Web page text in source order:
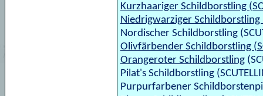
Kurzhaariger Schildborstling
Niedrigwarziger Schildborstling
Nordischer Schildborstling
Olivfärbender Schildborstling
Orangeroter Schildborstling
Pilat's Schildborstling
Purpurfarbener